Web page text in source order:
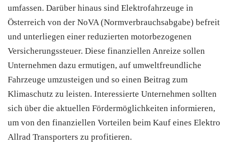
umfassen. Darüber hinaus sind Elektrofahrzeuge in
Österreich von der NoVA (Normverbrauchsabgabe) befreit
und unterliegen einer reduzierten motorbezogenen
Versicherungssteuer. Diese finanziellen Anreize sollen
Unternehmen dazu ermutigen, auf umweltfreundliche
Fahrzeuge umzusteigen und so einen Beitrag zum
Klimaschutz zu leisten. Interessierte Unternehmen sollten
sich über die aktuellen Fördermöglichkeiten informieren,
um von den finanziellen Vorteilen beim Kauf eines Elektro
Allrad Transporters zu profitieren.